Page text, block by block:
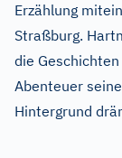
Erzählung
Straßburg.
die
Abenteuer
Hintergrund